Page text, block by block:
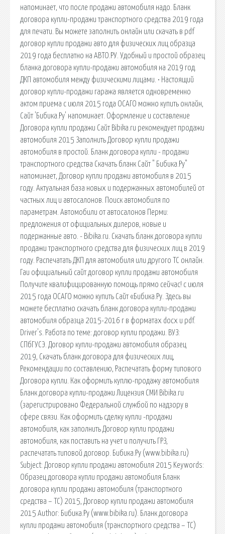
напоминает, что после продажи автомобиля надо. Бланк
договора купли-продажи транспортного средства 2019 года
для печати. Вы можете заполнить онлайн или скачать в pdf
договор купли продажи авто для физических лиц образца
2019 года бесплатно на АВТО.РУ. Удобный и простой образец
бланка договора купли-продажи автомобиля на 2019 год.
ДКП автомобиля между физическими лицами. • Настоящий
договор купли-продажи гаража является одновременно
актом приема с июля 2015 года ОСАГО можно купить онлайн,
Сайт 'Бибика.Ру' напоминает. Оформление и составление
Договора купли продажи Сайт Bibika.ru рекомендует продажи
автомобиля 2015 Заполнить Договор купли продажи
автомобиля в простой. Бланк договора купли - продажи
транспортного средства Скачать бланк Сайт " Бибика.Ру"
напоминает, Договор купли продажи автомобиля в 2015
году. Актуальная база новых и подержанных автомобилей от
частных лиц и автосалонов. Поиск автомобиля по
параметрам. Автомобили от автосалонов Перми:
предложения от официальных дилеров, новые и
подержанные авто. - Bibika.ru. Скачать бланк договора купли
продажи транспортного средства для физических лиц в 2019
году. Распечатать ДКП для автомобиля или другого ТС онлайн.
Гаи официальный сайт договор купли продажи автомобиля
Получите квалифицированную помощь прямо сейчас! с июля
2015 года ОСАГО можно купить Сайт «Бибика.Ру. Здесь вы
можете бесплатно скачать бланк договора купли-продажи
автомобиля образца 2015-2016 г в форматах docх и pdf.
Driver's. Работа по теме: договор купли продажи. ВУЗ:
СПбГУСЭ. Договор купли-продажи автомобиля образец
2019, Скачать бланк договора для физических лиц,
Рекомендации по составлению, Распечатать форму типового
Договора купли. Как оформить куплю-продажу автомобиля
Бланк договора купли-продажи Лицензия СМИ Bibika.ru
(зарегистрировано Федеральной службой по надзору в
сфере связи. Как оформить сделку купли -продажи
автомобиля, как заполнить Договор купли продажи
автомобиля, как поставить на учет и получить ГРЗ,
распечатать типовой договор. Бибика.Ру (www.bibika.ru)
Subject: Договор купли продажи автомобиля 2015 Keywords:
Образец договора купли продажи автомобиля Бланк
договора купли продажи автомобиля (транспортного
средства – ТС) 2015, Договор купли продажи автомобиля
2015 Author: Бибика.Ру (www.bibika.ru). Бланк договора
купли продажи автомобиля (транспортного средства – ТС)